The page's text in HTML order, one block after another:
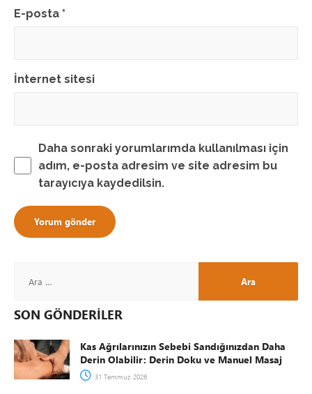
E-posta *
İnternet sitesi
Daha sonraki yorumlarımda kullanılması için
adım, e-posta adresim ve site adresim bu
tarayıcıya kaydedilsin.
SON GÖNDERİLER
Kas Ağrılarınızın Sebebi Sandığınızdan Daha
Derin Olabilir: Derin Doku ve Manuel Masaj
31 Temmuz 2026